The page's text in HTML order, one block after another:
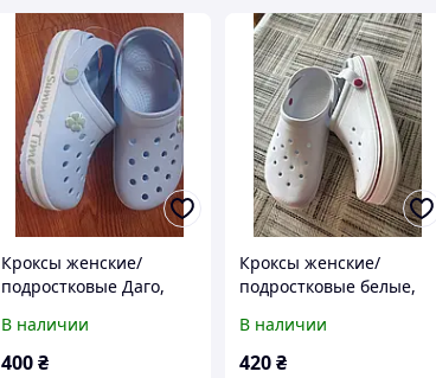
Кроксы женские/
подростковые Даго,
размеры.
В наличии
400₴
Кроксы женские/
подростковые белые,
размер.
В наличии
420₴